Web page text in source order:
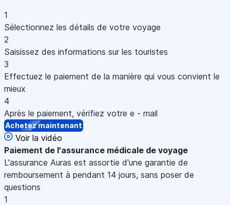
1
Sélectionnez les détails de votre voyage
2
Saisissez des informations sur les touristes
3
Effectuez le paiement de la manière qui vous convient le
mieux
4
Après le paiement, vérifiez votre e - mail
Achetez maintenant
Voir la vidéo
Paiement de l'assurance médicale de voyage
L'assurance Auras est assortie d'une garantie de
remboursement à pendant 14 jours, sans poser de
questions
1